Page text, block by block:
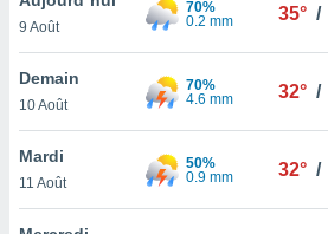
et
»,
au
vous
qu'ils
ou
9 Août
70%
0.2 mm
35° /
Demain
10 Août
70%
4.6 mm
32° /
Mardi
11 Août
50%
0.9 mm
32° /